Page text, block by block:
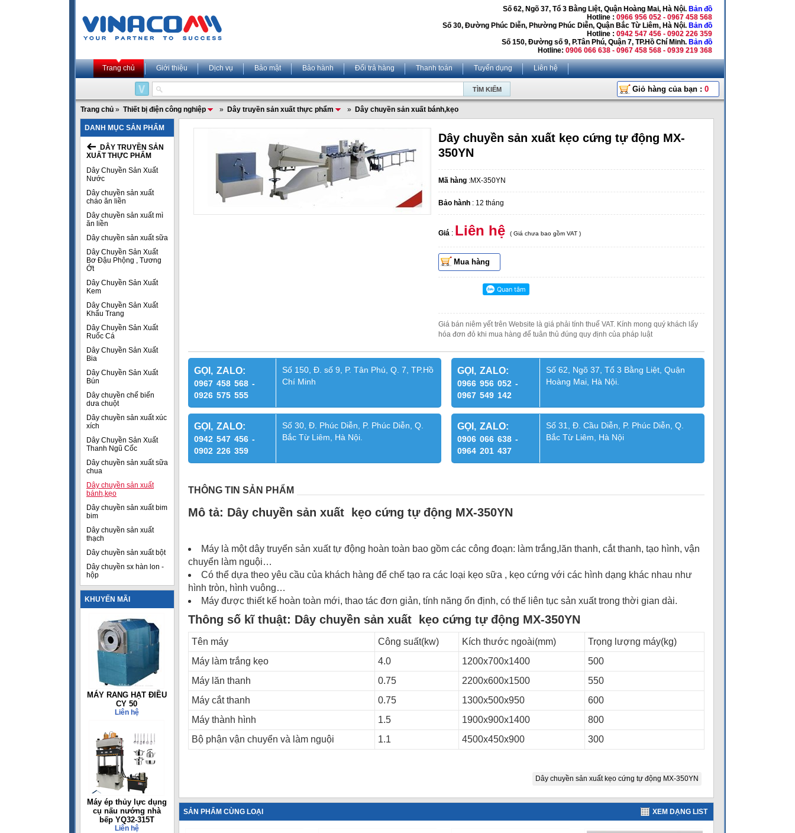
Số 62, Ngõ 37, Tổ 3 Bằng Liệt, Quận Hoàng Mai, Hà Nội. Bản đồ
Hotline : 0966 956 052 - 0967 458 568
Số 30, Đường Phúc Diễn, Phường Phúc Diễn, Quận Bắc Từ Liêm, Hà Nội. Bản đồ
Hotline : 0942 547 456 - 0902 226 359
Số 150, Đường số 9, P.Tân Phú, Quận 7, TP.Hồ Chí Minh. Bản đồ
Hotline: 0906 066 638 - 0967 458 568 - 0939 219 368
Trang chủ Giới thiệu Dịch vụ Bảo mật Bảo hành Đổi trả hàng Thanh toán Tuyển dụng Liên hệ
Giỏ hàng của bạn : 0
Trang chủ » Thiết bị điện công nghiệp » Dây truyền sản xuất thực phẩm » Dây chuyền sản xuất bánh,kẹo
DANH MỤC SẢN PHẨM
DÂY TRUYỀN SẢN
XUẤT THỰC PHẨM
Dây Chuyền Sản Xuất
Nước
Dây chuyền sản xuất
cháo ăn liền
Dây chuyền sản xuất mì
ăn liền
Dây chuyền sản xuất sữa
Dây Chuyền Sản Xuất
Bơ Đậu Phộng , Tương
Ớt
Dây Chuyền Sản Xuất
Kem
Dây Chuyền Sản Xuất
Khẩu Trang
Dây Chuyền Sản Xuất
Ruốc Cá
Dây Chuyền Sản Xuất
Bia
Dây Chuyền Sản Xuất
Bún
Dây chuyền chế biến
dưa chuột
Dây chuyền sản xuất xúc
xích
Dây Chuyền Sản Xuất
Thanh Ngũ Cốc
Dây chuyền sản xuất sữa
chua
Dây chuyền sản xuất
bánh,kẹo
Dây chuyền sản xuất bim
bim
Dây chuyền sản xuất
thạch
Dây chuyền sản xuất bột
Dây chuyền sx hàn lon -
hộp
KHUYẾN MÃI
MÁY RANG HẠT ĐIỀU
CY 50
Liên hệ
Máy ép thủy lực dụng
cụ nấu nướng nhà
bếp YQ32-315T
Liên hệ
Dây chuyền sản xuất kẹo cứng tự động MX-
350YN
Mã hàng :MX-350YN
Bảo hành : 12 tháng
Giá : Liên hệ ( Giá chưa bao gồm VAT )
Mua hàng
Giá bán niêm yết trên Website là giá phải tính thuế VAT. Kính mong quý khách lấy
hóa đơn đỏ khi mua hàng để tuân thủ đúng quy định của pháp luật
GỌI, ZALO:
0967 458 568 -
0926 575 555
Số 150, Đ. số 9, P. Tân Phú, Q. 7, TP.Hồ
Chí Minh
GỌI, ZALO:
0966 956 052 -
0967 549 142
Số 62, Ngõ 37, Tổ 3 Bằng Liệt, Quận
Hoàng Mai, Hà Nội.
GỌI, ZALO:
0942 547 456 -
0902 226 359
Số 30, Đ. Phúc Diễn, P. Phúc Diễn, Q.
Bắc Từ Liêm, Hà Nội.
GỌI, ZALO:
0906 066 638 -
0964 201 437
Số 31, Đ. Cầu Diễn, P. Phúc Diễn, Q.
Bắc Từ Liêm, Hà Nội
THÔNG TIN SẢN PHẨM
Mô tả: Dây chuyền sản xuất kẹo cứng tự động MX-350YN
Máy là một dây truyển sản xuất tự động hoàn toàn bao gồm các công đoạn: làm trắng,lăn thanh, cắt thanh, tạo hình, vận
chuyển làm nguội…
Có thể dựa theo yêu cầu của khách hàng để chế tạo ra các loại kẹo sữa , kẹo cứng với các hình dạng khác nhau như
hình tròn, hình vuông…
Máy được thiết kế hoàn toàn mới, thao tác đơn giản, tính năng ổn định, có thế liên tục sản xuất trong thời gian dài.
Thông số kĩ thuật: Dây chuyền sản xuất kẹo cứng tự động MX-350YN
Tên máy Công suất(kw) Kích thước ngoài(mm)
Trọng lượng máy(kg)
Máy làm trắng kẹo
4.0 1200x700x1400
500
Máy lăn thanh
0.75 2200x600x1500
550
Máy cắt thanh
0.75 1300x500x950
600
Máy thành hình
1.5 1900x900x1400
800
Bộ phận vận chuyển và làm nguội
1.1 4500x450x900 300
Dây chuyền sản xuất kẹo cứng tự động MX-350YN
SẢN PHẨM CÙNG LOẠI XEM DẠNG LIST